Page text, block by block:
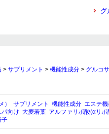
グ
> サプリメント > 機能性成分 > グルコ
） サプリメント 機能性成分 エステ
向け 大麦若葉 アルファリポ酸(αリポ
子